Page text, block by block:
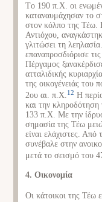
Tο 190 π.Χ. οι
καταναυμάχησαν το
στον κόλπο της Τέω.
Αντιόχου,
γλιτώσει τη
επαναπροσδιόρισε
Πέργαμος
ατταλιδικής
της οικογένειάς του
2ου αι. π.Χ. 12 Η
και την
133 π.Χ. Με την
σημασία της Τέω
είναι ελάχιστες. Από
συνέβαλε στην
μετά το σεισμό του
4. Οικονομία
Οι κάτοικοι της Τέω